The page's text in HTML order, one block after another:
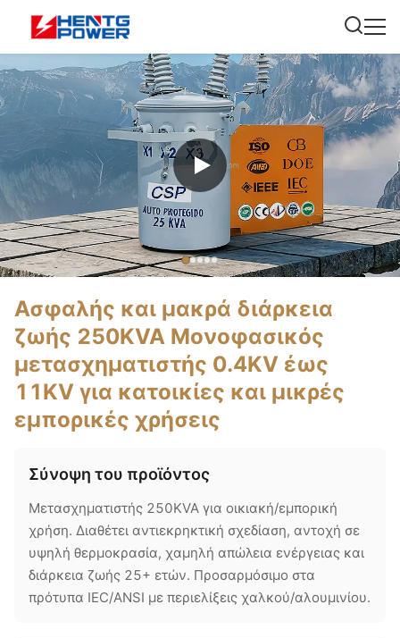
Ασφαλής και μακρά διάρκεια
ζωής 250KVA Μονοφασικός
μετασχηματιστής 0.4KV έως
11KV για κατοικίες και μικρές
εμπορικές χρήσεις
Σύνοψη του προϊόντος
Μετασχηματιστής 250KVA για οικιακή/εμπορική
χρήση. Διαθέτει αντιεκρηκτική σχεδίαση, αντοχή σε
υψηλή θερμοκρασία, χαμηλή απώλεια ενέργειας και
διάρκεια ζωής 25+ ετών. Προσαρμόσιμο στα
πρότυπα IEC/ANSI με περιελίξεις χαλκού/αλουμινίου.